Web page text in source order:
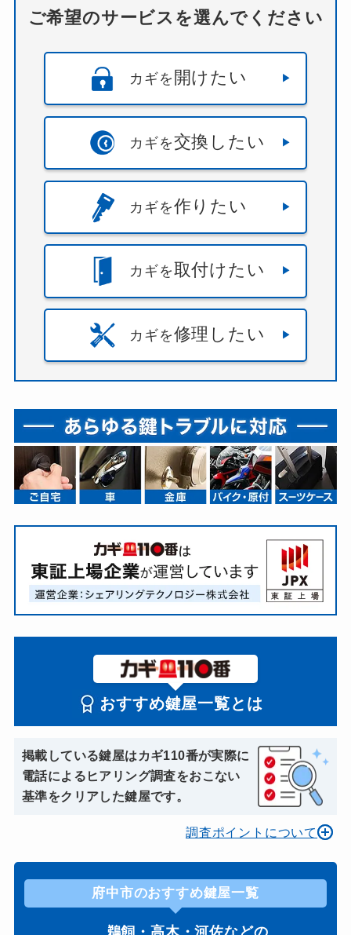
ご希望のサービスを選んでください
カギを 開けたい
カギを交換したい
カギを作りたい
カギを取付けたい
カギを修理したい
おすすめ鍵屋一覧とは
掲載している鍵屋はカギ110番が実際に
電話によるヒアリング調査をおこない
基準をクリアした鍵屋です。
調査ポイントについて
府中市のおすすめ鍵屋一覧